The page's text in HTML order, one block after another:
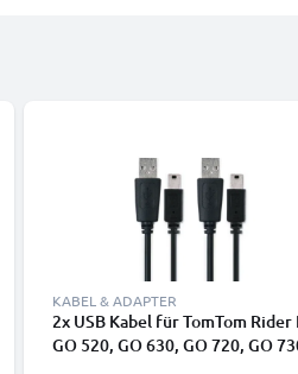
KABEL & ADAPTER
2x USB Kabel für TomTom
GO 520, GO 630, GO 720, GO